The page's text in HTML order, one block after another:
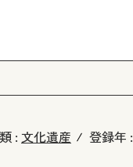
: 文化遺産 登録年 :